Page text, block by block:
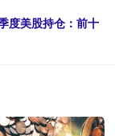
度美股持仓：前十